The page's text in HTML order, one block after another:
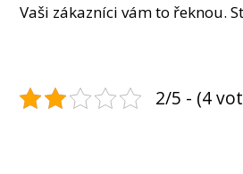
Vaši zákazníci vám to řeknou.
2/5 - (4